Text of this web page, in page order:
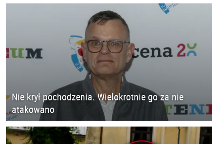
Nie krył pochodzenia. Wielokrotnie go za nie
atakowano